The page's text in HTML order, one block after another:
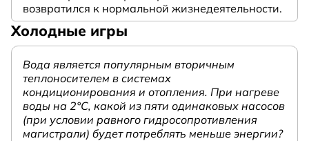
возвратился к нормальной жизнедеятельности.
Холодные игры
Вода является популярным вторичным
теплоносителем в системах
кондиционирования и отопления. При нагреве
воды на 2°С, какой из пяти одинаковых насосов
(при условии равного гидросопротивления
магистрали) будет потреблять меньше энергии?